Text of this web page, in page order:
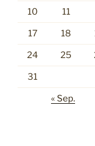
10 11
17 18
24 25
31
« Sep.